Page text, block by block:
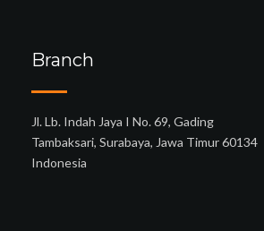
Branch
Jl. Lb. Indah Jaya I No. 69, Gading
Tambaksari, Surabaya, Jawa Timur 60134
Indonesia